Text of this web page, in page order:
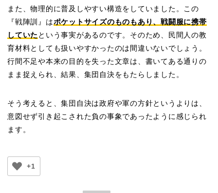
また、物理的に普及しやすい構造をしていました。この
『戦陣訓』はポケットサイズのものもあり、戦闘服に携帯
していた という事実があるのです。そのため、民間人の教
育材料としても扱いやすかったのは間違いないでしょう。
行間不足や本来の目的を失った文章は、書いてある通りの
まま捉えられ、結果、集団自決をもたらしました。
そう考えると、集団自決は政府や軍の方針というよりは、
意図せず引き起こされた負の事象であったように感じられ
ます。
+1